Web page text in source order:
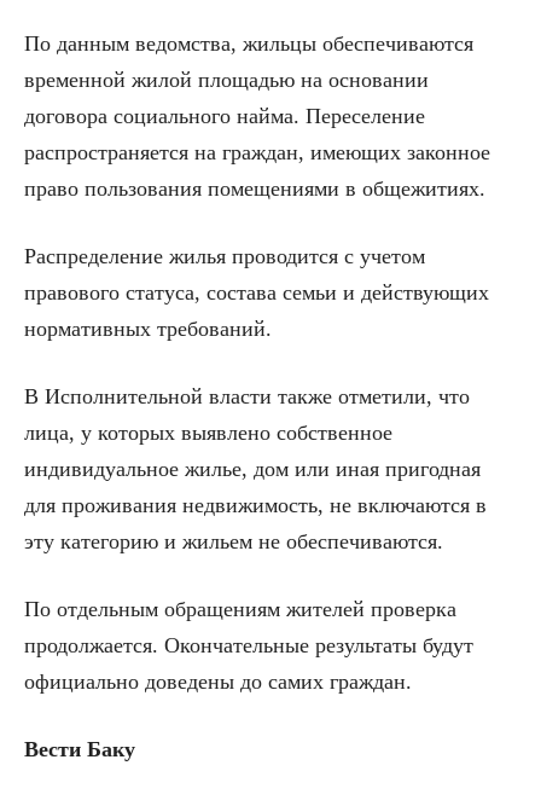
По данным ведомства, жильцы обеспечиваются
временной жилой площадью на основании
договора социального найма. Переселение
распространяется на граждан, имеющих законное
право пользования помещениями в общежитиях.
Распределение жилья проводится с учетом
правового статуса, состава семьи и действующих
нормативных требований.
В Исполнительной власти также отметили, что
лица, у которых выявлено собственное
индивидуальное жилье, дом или иная пригодная
для проживания недвижимость, не включаются в
эту категорию и жильем не обеспечиваются.
По отдельным обращениям жителей проверка
продолжается. Окончательные результаты будут
официально доведены до самих граждан.
Вести Баку